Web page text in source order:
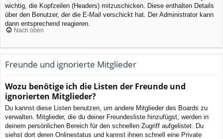
wichtig, die Kopfzeilen (Headers) mitzuschicken. Diese enthalten Details
über den Benutzer, der die E-Mail verschickt hat. Der Administrator kann
dann entsprechend reagieren.
Nach oben
Freunde und ignorierte Mitglieder
Wozu benötige ich die Listen der Freunde und
ignorierten Mitglieder?
Du kannst diese Listen benutzen, um andere Mitglieder des Boards zu
verwalten. Mitglieder, die du deiner Freundesliste hinzufügst, werden in
deinem persönlichen Bereich für den schnellen Zugriff aufgelistet. Du
siehst dort deren Onlinestatus und kannst ihnen schnell eine Private